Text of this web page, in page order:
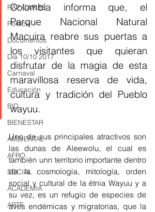
RAP CARIBE
Política
Documentos
Día 10/10 2017
Carnaval
Educación
BID
BIENESTAR
AMBIENTAL
AFRO
SOCIAL
ACADEMIA
ARTE
Colombia informa que, el
Parque Nacional Natural
Macuira reabre sus puertas a
los visitantes que quieran
disfrutar de la magia de esta
maravillosa reserva de vida,
cultura y tradición del Pueblo
wayuu.
Uno de sus principales atractivos son
las dunas de Aleewolu, el cual es
también unn territorio importante dentro
de la cosmología, mitología, orden
social y cultural de la étnia Wayuu y a
su vez, es un refugio de especies de
aves endémicas y migratorias, que la